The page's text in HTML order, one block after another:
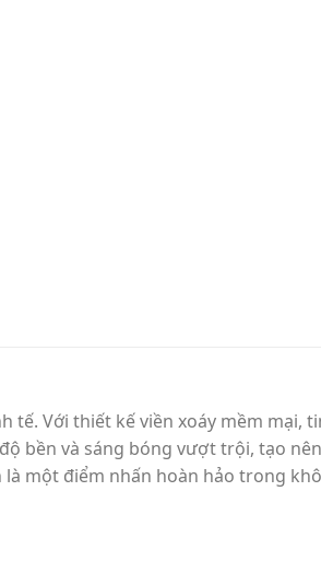
tế. Với thiết kế viền xoáy mềm mại,
bền và sáng bóng vượt trội, tạo
một điểm nhấn hoàn hảo trong